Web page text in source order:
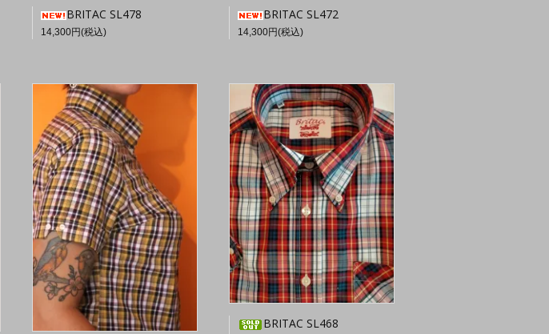
BRITAC SL478
14,300円(税込)
BRITAC SL472
14,300円(税込)
BRITAC SL468